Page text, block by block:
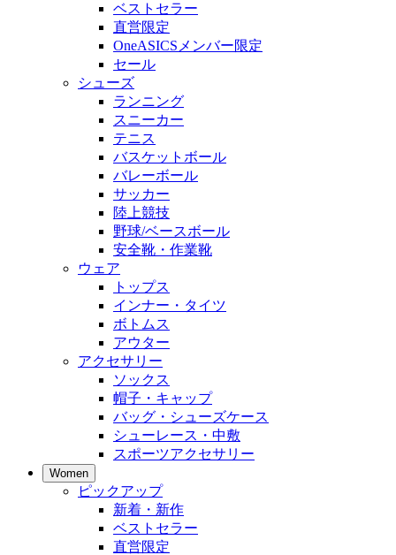
ベストセラー
直営限定
OneASICSメンバー限定
セール
シューズ
ランニング
スニーカー
テニス
バスケットボール
バレーボール
サッカー
陸上競技
野球/ベースボール
安全靴・作業靴
ウェア
トップス
インナー・タイツ
ボトムス
アウター
アクセサリー
ソックス
帽子・キャップ
バッグ・シューズケース
シューレース・中敷
スポーツアクセサリー
Women
ピックアップ
新着・新作
ベストセラー
直営限定